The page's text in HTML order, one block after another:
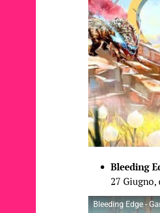
Bleeding
27
Bleeding Edge -